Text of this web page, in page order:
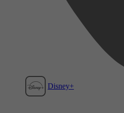
Disney+